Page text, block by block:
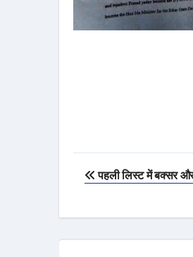
Post
पहली लिस्ट में बक्सर